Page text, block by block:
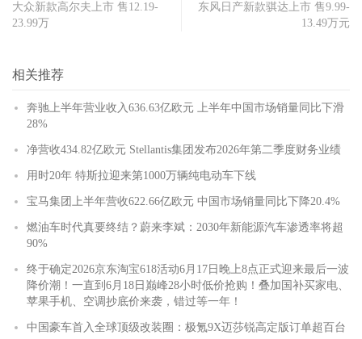
大众新款高尔夫上市 售12.19-
23.99万
东风日产新款骐达上市 售9.99-
13.49万元
相关推荐
奔驰上半年营业收入636.63亿欧元 上半年中国市场销量同比下滑
28%
净营收434.82亿欧元 Stellantis集团发布2026年第二季度财务业绩
用时20年 特斯拉迎来第1000万辆纯电动车下线
宝马集团上半年营收622.66亿欧元 中国市场销量同比下降20.4%
燃油车时代真要终结？蔚来李斌：2030年新能源汽车渗透率将超
90%
终于确定2026京东淘宝618活动6月17日晚上8点正式迎来最后一波
降价潮！一直到6月18日巅峰28小时低价抢购！叠加国补买家电、
苹果手机、空调抄底价来袭，错过等一年！
中国豪车首入全球顶级改装圈：极氪9X迈莎锐高定版订单超百台